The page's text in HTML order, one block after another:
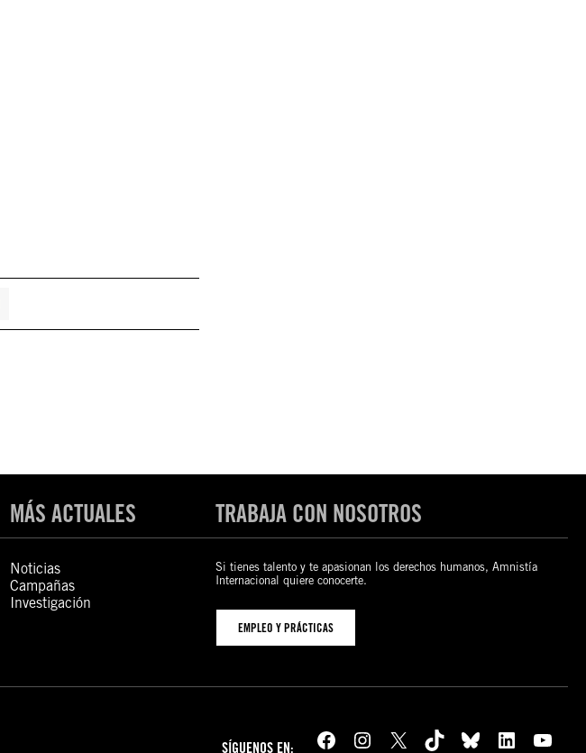
MÁS ACTUALES
Noticias
Campañas
Investigación
TRABAJA CON NOSOTROS
Si tienes talento y te apasionan los derechos humanos, Amnistía
Internacional quiere conocerte.
EMPLEO Y PRÁCTICAS
SÍGUENOS EN: Facebook Instagram X TikTok Bluesky LinkedIn YouTube